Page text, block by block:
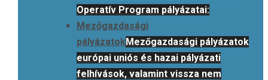
Operatív Program pályázatai:
Mezőgazdasági
pályázatokMezőgazdasági pályázatok
európai uniós és hazai pályázati
felhívások, valamint vissza nem